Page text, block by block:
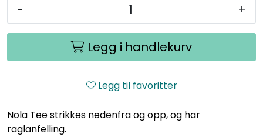
- +
Legg i handlekurv
Legg til favoritter
Nola Tee strikkes nedenfra og opp, og har
raglanfelling.